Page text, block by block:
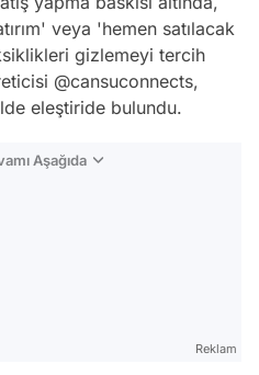
veya 'hemen satılacak
gizlemeyi tercih
@cansuconnects,
eleştiride bulundu.
Aşağıda
Reklam